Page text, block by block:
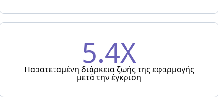
5.4X
Παρατεταμένη διάρκεια ζωής της εφαρμογής
μετά την έγκριση